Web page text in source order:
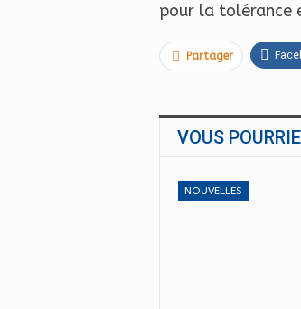
pour la tolérance
Partager
VOUS
NOUVELLES